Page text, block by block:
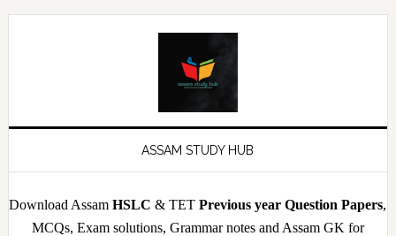
Skip
Skip
Skip
Skip
ASSAM STUDY HUB
Download AssamHSLC & TETPrevious year Question Papers,
MCQs, Exam solutions, Grammar notes and Assam GK for